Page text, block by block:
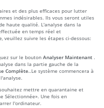
et des plus efficaces pour lutter
indésirables. Ils vous seront utiles
haute qualité. L'analyse dans la
en temps réel et
veuillez suivre les étapes ci-dessous:
sur le bouton Analyser Maintenant .
dans la partie gauche de la
Complète..Le système commencera à
mettre en quarantaine et
Sélectionnée». Une fois en
l'ordinateur.